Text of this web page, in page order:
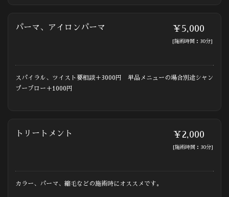
パーマ、アイロンパーマ ￥5,000
[施術時間：30分]
スパイラル、ツイスト要相談＋3000円 単品メニューの場合別途シャン
プーブロー＋1000円
トリートメント ￥2,000
[施術時間：30分]
カラー、パーマ、縮毛などの施術時にオススメです。